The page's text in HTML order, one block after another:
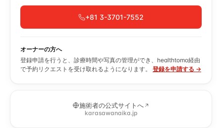
+81 3-3701-7552
オーナーの方へ
登録申請を行うと、診療時間や写真の管理ができ、healthtomo経由
で予約リクエストを受け取れるようになります。
登録を申請する →
施術者の公式サイトへ
karasawanaika.jp